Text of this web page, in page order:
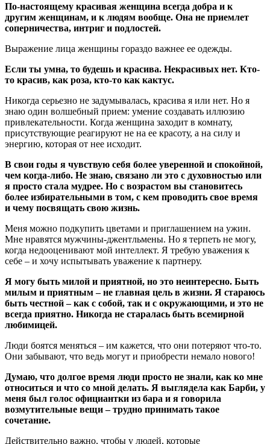
По-настоящему красивая женщина всегда добра и к
другим женщинам, и к людям вообще. Она не приемлет
соперничества, интриг и подлостей.
Выражение лица женщины гораздо важнее ее одежды.
Если ты умна, то будешь и красива. Некрасивых нет. Кто-
то красив, как роза, кто-то как кактус.
Никогда серьезно не задумывалась, красива я или нет. Но я
знаю один волшебный прием: умение создавать иллюзию
привлекательности. Когда женщина заходит в комнату,
присутствующие реагируют не на ее красоту, а на силу и
энергию, которая от нее исходит.
В свои годы я чувствую себя более уверенной и спокойной,
чем когда-либо. Не знаю, связано ли это с духовностью или
я просто стала мудрее. Но с возрастом вы становитесь
более избирательными в том, с кем проводить свое время
и чему посвящать свою жизнь.
Меня можно подкупить цветами и приглашением на ужин.
Мне нравятся мужчины-джентльмены. Но я терпеть не могу,
когда недооценивают мой интеллект. Я требую уважения к
себе – и хочу испытывать уважение к партнеру.
Я могу быть милой и приятной, но это неинтересно. Быть
милым и приятным – не главная цель в жизни. Я стараюсь
быть честной – как с собой, так и с окружающими, и это не
всегда приятно. Никогда не старалась быть всемирной
любимицей.
Люди боятся меняться – им кажется, что они потеряют что-то.
Они забывают, что ведь могут и приобрести немало нового!
Думаю, что долгое время люди просто не знали, как ко мне
относиться и что со мной делать. Я выглядела как Барби, у
меня был голос официантки из бара и я говорила
возмутительные вещи – трудно принимать такое
сочетание.
Действительно важно, чтобы у людей, которые